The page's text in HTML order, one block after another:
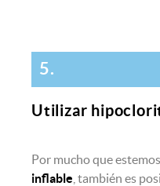
5.
Utilizar
Por mucho que estemos
inflable , también es